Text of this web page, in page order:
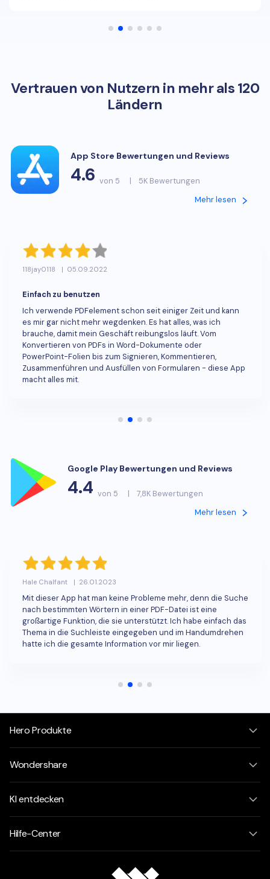
Vertrauen von Nutzern in mehr als 120
Ländern
App Store Bewertungen und Reviews
4.6 von 5
5K Bewertungen
Mehr lesen
118jay0118 | 05.09.2022
Einfach zu benutzen
Ich verwende PDFelement schon seit einiger Zeit und kann
es mir gar nicht mehr wegdenken. Es hat alles, was ich
brauche, damit mein Geschäft reibungslos läuft. Vom
Konvertieren von PDFs in Word-Dokumente oder
PowerPoint-Folien bis zum Signieren, Kommentieren,
Zusammenführen und Ausfüllen von Formularen - diese App
macht alles mit.
Google Play Bewertungen und Reviews
4.4 von 5 |
7,8K Bewertungen
Mehr lesen
Hale Chalfant | 26.01.2023
Mit dieser App hat man keine Probleme mehr, denn die Suche
nach bestimmten Wörtern in einer PDF-Datei ist eine
großartige Funktion, die sie unterstützt. Ich habe einfach das
Thema in die Suchleiste eingegeben und im Handumdrehen
hatte ich die gesamte Information vor mir liegen.
Hero Produkte
Wondershare
KI entdecken
Hilfe-Center